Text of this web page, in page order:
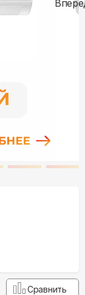
Сравнить